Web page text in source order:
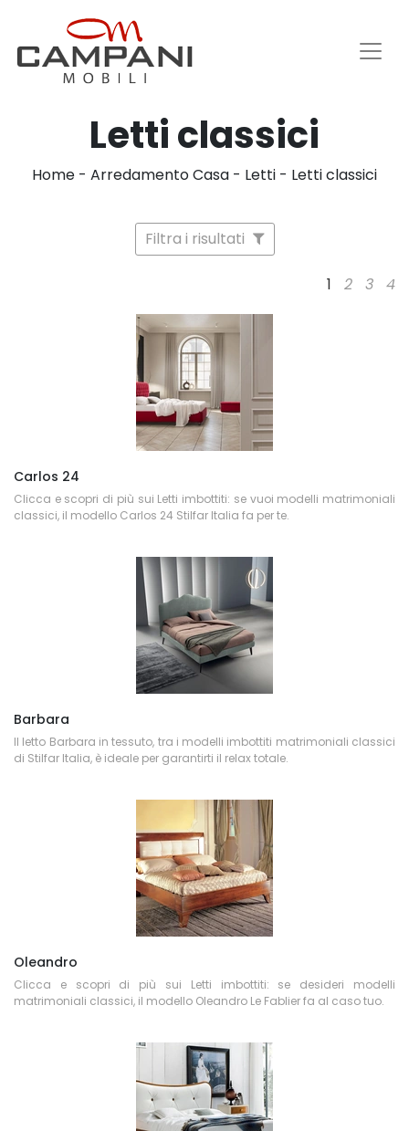
Letti classici
Home - Arredamento Casa - Letti - Letti classici
Filtra i risultati
1 2 3 4
Carlos 24
Clicca e scopri di più sui Letti imbottiti: se vuoi modelli matrimoniali
classici, il modello Carlos 24 Stilfar Italia fa per te.
Barbara
Il letto Barbara in tessuto, tra i modelli imbottiti matrimoniali classici
di Stilfar Italia, è ideale per garantirti il relax totale.
Oleandro
Clicca e scopri di più sui Letti imbottiti: se desideri modelli
matrimoniali classici, il modello Oleandro Le Fablier fa al caso tuo.